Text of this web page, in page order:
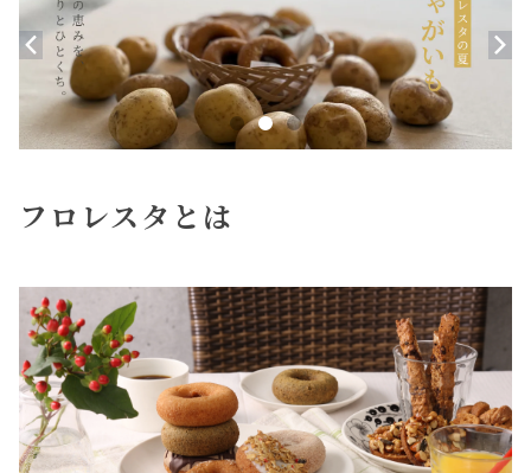
フロレスタとは